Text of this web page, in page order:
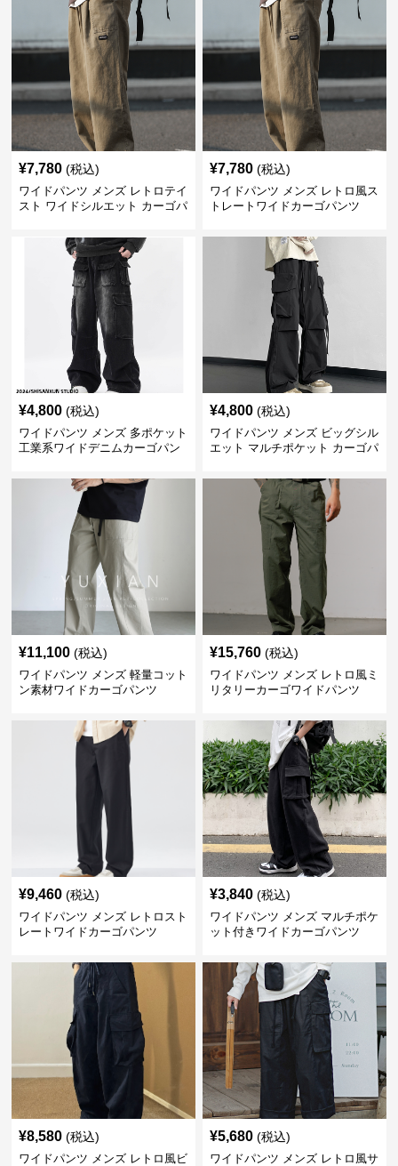
¥7,780 (税込)
ワイドパンツ メンズ レトロテイ
スト ワイドシルエット カーゴパ
¥7,780 (税込)
ワイドパンツ メンズ レトロ風ス
トレートワイドカーゴパンツ
¥4,800 (税込)
ワイドパンツ メンズ 多ポケット
工業系ワイドデニムカーゴパン
¥4,800 (税込)
ワイドパンツ メンズ ビッグシル
エット マルチポケット カーゴパ
¥11,100 (税込)
ワイドパンツ メンズ 軽量コット
ン素材ワイドカーゴパンツ
¥15,760 (税込)
ワイドパンツ メンズ レトロ風ミ
リタリーカーゴワイドパンツ
¥9,460 (税込)
ワイドパンツ メンズ レトロスト
レートワイドカーゴパンツ
¥3,840 (税込)
ワイドパンツ メンズ マルチポケ
ット付きワイドカーゴパンツ
¥8,580 (税込)
ワイドパンツ メンズ レトロ風ビ
¥5,680 (税込)
ワイドパンツ メンズ レトロ風サ